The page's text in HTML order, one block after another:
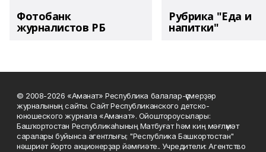
Фотобанк
журналистов РБ
Рубрика "Еда и
напитки"
© 2008-2026 «Аманат» Республика балалар-үҫмерҙәр
журналының сайты. Сайт Республиканского детско-
юношеского журнала «Аманат». Ойоштороусылары:
Башҡортостан Республикаһының Матбуғат һәм киң мәғлүмәт
саралары буйынса агентлығы; "Республика Башкортостан"
нәшриәт йорто акционерҙар йәмғиәте.. Учредители: Агентство